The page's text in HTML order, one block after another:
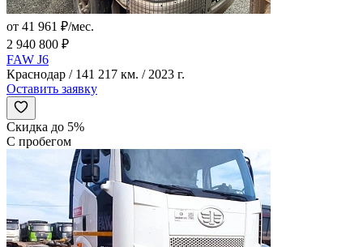
от 41 961 ₽/мес.
2 940 800 ₽
FAW J6
Краснодар / 141 217 км. / 2023 г.
Оставить заявку
Скидка до 5%
С пробегом